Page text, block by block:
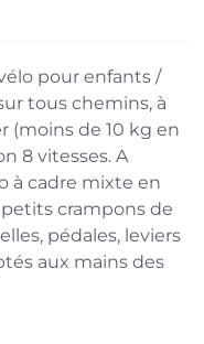
pour enfants /
tous chemins, à
(moins de 10 kg en
8 vitesses. A
à cadre mixte en
crampons de
pédales, leviers
aux mains des